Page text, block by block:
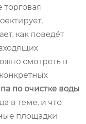
торговая
как поведёт
смотреть в
по очистке воды
в теме, и что
площадки